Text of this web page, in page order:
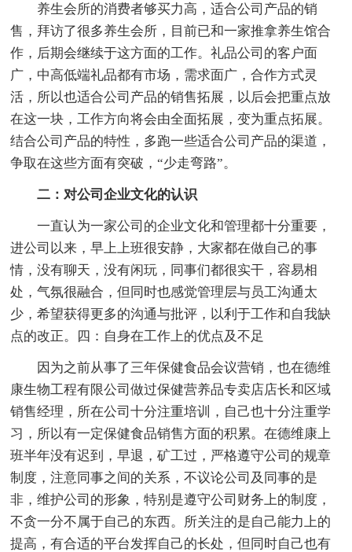
养生会所的消费者够买力高，适合公司产品的销
售，拜访了很多养生会所，目前已和一家推拿养生馆合
作，后期会继续于这方面的工作。礼品公司的客户面
广，中高低端礼品都有市场，需求面广，合作方式灵
活，所以也适合公司产品的销售拓展，以后会把重点放
在这一块，工作方向将会由全面拓展，变为重点拓展。
结合公司产品的特性，多跑一些适合公司产品的渠道，
争取在这些方面有突破，“少走弯路”。
二：对公司企业文化的认识
一直认为一家公司的企业文化和管理都十分重要，
进公司以来，早上上班很安静，大家都在做自己的事
情，没有聊天，没有闲玩，同事们都很实干，容易相
处，气氛很融合，但同时也感觉管理层与员工沟通太
少，希望获得更多的沟通与批评，以利于工作和自我缺
点的改正。四：自身在工作上的优点及不足
因为之前从事了三年保健食品会议营销，也在德维
康生物工程有限公司做过保健营养品专卖店店长和区域
销售经理，所在公司十分注重培训，自己也十分注重学
习，所以有一定保健食品销售方面的积累。在德维康上
班半年没有迟到，早退，矿工过，严格遵守公司的规章
制度，注意同事之间的关系，不议论公司及同事的是
非，维护公司的形象，特别是遵守公司财务上的制度，
不贪一分不属于自己的东西。所关注的是自己能力上的
提高，有合适的平台发挥自己的长处，但同时自己也有